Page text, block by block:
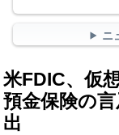
ニ
米FDIC、仮
預金保険の
出